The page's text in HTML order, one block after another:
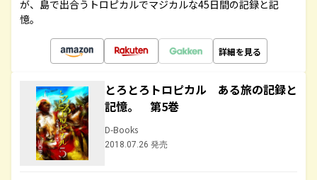
が、島で出合うトロピカルでマジカルな45日間の記録と記
憶。
詳細を見る
とろとろトロピカル ある旅の記録と
記憶。 第5巻
D-Books
2018.07.26 発売